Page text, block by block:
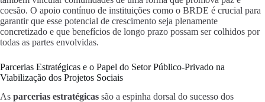
coesão. O apoio contínuo de instituições como o BRDE é crucial para
garantir que esse potencial de crescimento seja plenamente
concretizado e que benefícios de longo prazo possam ser colhidos por
todas as partes envolvidas.
Parcerias Estratégicas e o Papel do Setor Público-Privado na
Viabilização dos Projetos Sociais
As parcerias estratégicas são a espinha dorsal do sucesso dos